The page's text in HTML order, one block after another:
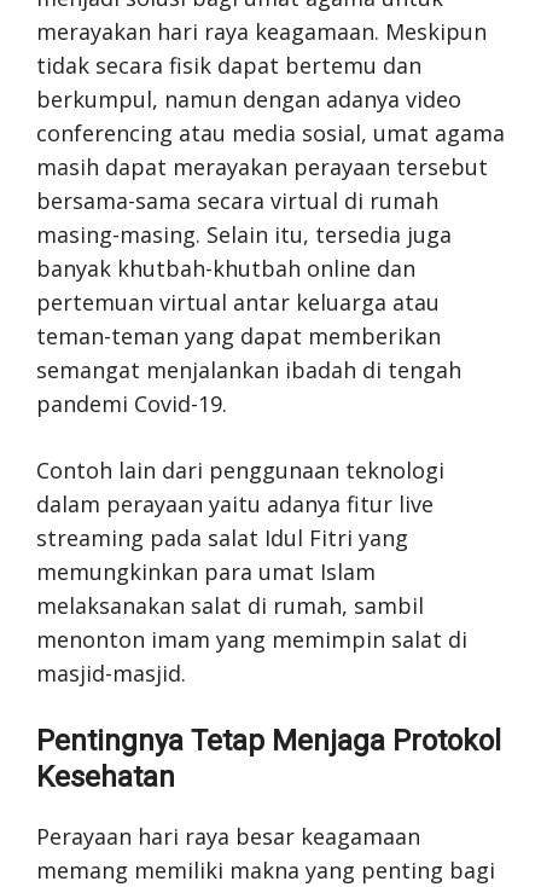
merayakan hari raya keagamaan. Meskipun
tidak secara fisik dapat bertemu dan
berkumpul, namun dengan adanya video
conferencing atau media sosial, umat agama
masih dapat merayakan perayaan tersebut
bersama-sama secara virtual di rumah
masing-masing. Selain itu, tersedia juga
banyak khutbah-khutbah online dan
pertemuan virtual antar keluarga atau
teman-teman yang dapat memberikan
semangat menjalankan ibadah di tengah
pandemi Covid-19.
Contoh lain dari penggunaan teknologi
dalam perayaan yaitu adanya fitur live
streaming pada salat Idul Fitri yang
memungkinkan para umat Islam
melaksanakan salat di rumah, sambil
menonton imam yang memimpin salat di
masjid-masjid.
Pentingnya Tetap Menjaga Protokol
Kesehatan
Perayaan hari raya besar keagamaan
memang memiliki makna yang penting bagi